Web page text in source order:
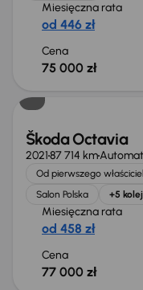
Miesięczna rata
od 446 zł
Cena
75 000 zł
Możliwość
Škoda Octavia
202187 714 kmAutomat
Od pierwszego
Salon Polska
+5
Miesięczna rata
od 458 zł
Cena
77 000 zł